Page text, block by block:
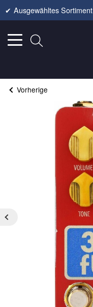
✔ Ausgewähltes Sortiment
Vorherige